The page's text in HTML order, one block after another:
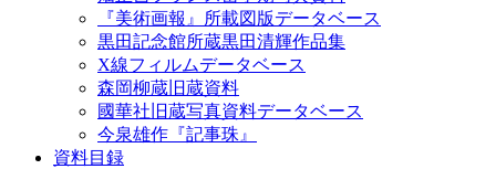
『美術画報』所載図版データベース
黒田記念館所蔵黒田清輝作品集
X線フィルムデータベース
森岡柳蔵旧蔵資料
國華社旧蔵写真資料データベース
今泉雄作『記事珠』
資料目録